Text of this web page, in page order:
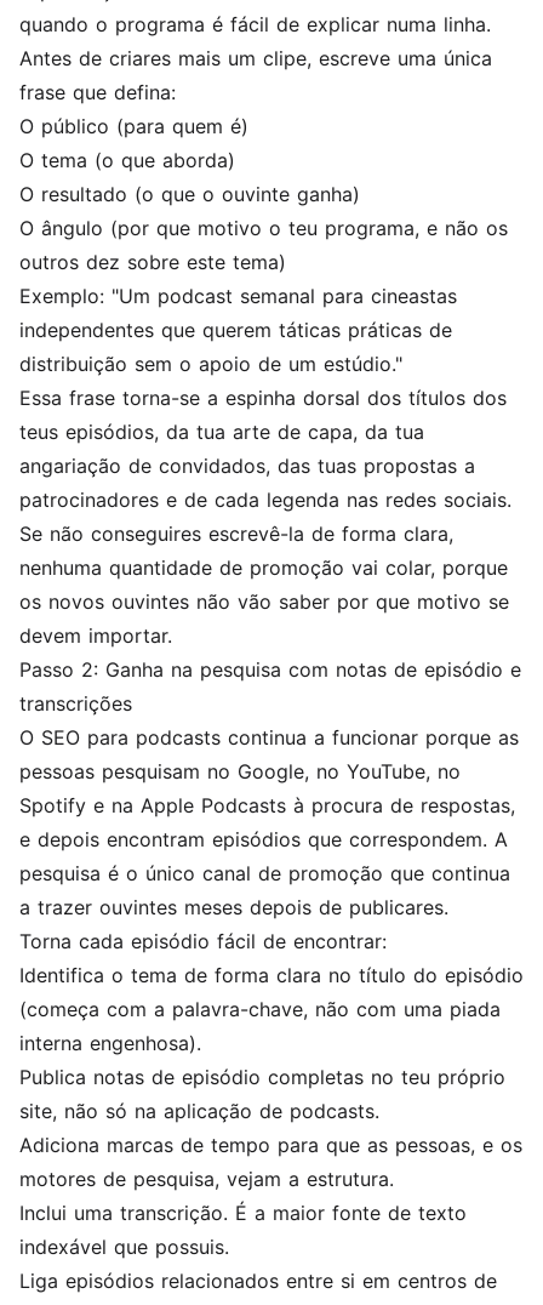
quando o programa é fácil de explicar numa linha.
Antes de criares mais um clipe, escreve uma única
frase que defina:
O público (para quem é)
O tema (o que aborda)
O resultado (o que o ouvinte ganha)
O ângulo (por que motivo o teu programa, e não os
outros dez sobre este tema)
Exemplo: "Um podcast semanal para cineastas
independentes que querem táticas práticas de
distribuição sem o apoio de um estúdio."
Essa frase torna-se a espinha dorsal dos títulos dos
teus episódios, da tua arte de capa, da tua
angariação de convidados, das tuas propostas a
patrocinadores e de cada legenda nas redes sociais.
Se não conseguires escrevê-la de forma clara,
nenhuma quantidade de promoção vai colar, porque
os novos ouvintes não vão saber por que motivo se
devem importar.
Passo 2: Ganha na pesquisa com notas de episódio e
transcrições
O SEO para podcasts continua a funcionar porque as
pessoas pesquisam no Google, no YouTube, no
Spotify e na Apple Podcasts à procura de respostas,
e depois encontram episódios que correspondem. A
pesquisa é o único canal de promoção que continua
a trazer ouvintes meses depois de publicares.
Torna cada episódio fácil de encontrar:
Identifica o tema de forma clara no título do episódio
(começa com a palavra-chave, não com uma piada
interna engenhosa).
Publica notas de episódio completas no teu próprio
site, não só na aplicação de podcasts.
Adiciona marcas de tempo para que as pessoas, e os
motores de pesquisa, vejam a estrutura.
Inclui uma transcrição. É a maior fonte de texto
indexável que possuis.
Liga episódios relacionados entre si em centros de